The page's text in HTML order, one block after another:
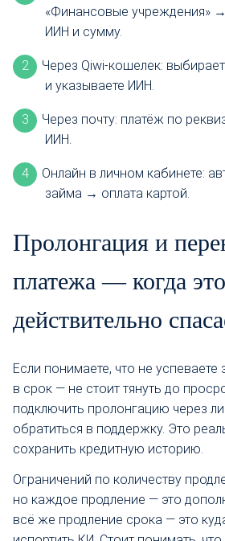
«Финансовые учреждения»
ИИН и сумму.
Через Qiwi-кошелек:
и указываете ИИН.
Через почту: платёж по
ИИН.
Онлайн в личном кабинете:
займа → оплата картой.
Пролонгация и
платежа — когда это
действительно
Если понимаете, что не
в срок — не стоит тянуть до
подключить пролонгацию через
обратиться в поддержку. Это
сохранить кредитную историю.
Ограничений по количеству
но каждое продление — это
всё же продление срока — это